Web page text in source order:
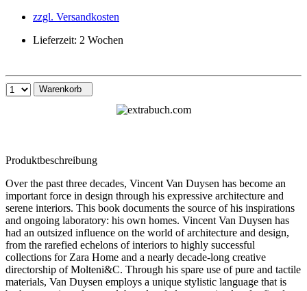
zzgl. Versandkosten
Lieferzeit: 2 Wochen
Warenkorb
Produktbeschreibung
Over the past three decades, Vincent Van Duysen has become an
important force in design through his expressive architecture and
serene interiors. This book documents the source of his inspirations
and ongoing laboratory: his own homes. Vincent Van Duysen has
had an outsized influence on the world of architecture and design,
from the rarefied echelons of interiors to highly successful
collections for Zara Home and a nearly decade-long creative
directorship of Molteni&C. Through his spare use of pure and tactile
materials, Van Duysen employs a unique stylistic language that is